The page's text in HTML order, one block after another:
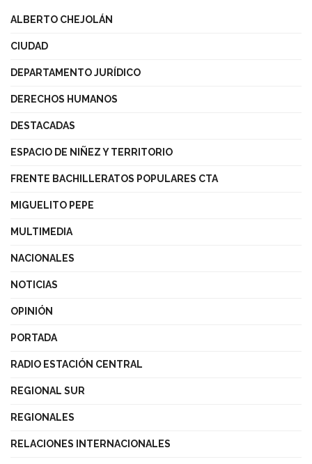
ALBERTO CHEJOLÁN
CIUDAD
DEPARTAMENTO JURÍDICO
DERECHOS HUMANOS
DESTACADAS
ESPACIO DE NIÑEZ Y TERRITORIO
FRENTE BACHILLERATOS POPULARES CTA
MIGUELITO PEPE
MULTIMEDIA
NACIONALES
NOTICIAS
OPINIÓN
PORTADA
RADIO ESTACIÓN CENTRAL
REGIONAL SUR
REGIONALES
RELACIONES INTERNACIONALES